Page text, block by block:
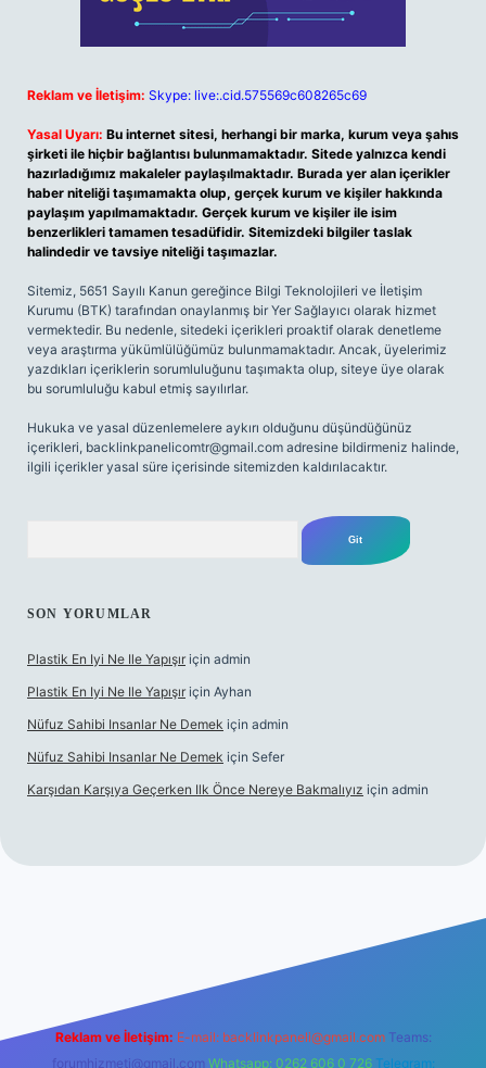
Reklam ve İletişim: Skype: live:.cid.575569c608265c69
Yasal Uyarı: Bu internet sitesi, herhangi bir marka, kurum veya şahıs
şirketi ile hiçbir bağlantısı bulunmamaktadır. Sitede yalnızca kendi
hazırladığımız makaleler paylaşılmaktadır. Burada yer alan içerikler
haber niteliği taşımamakta olup, gerçek kurum ve kişiler hakkında
paylaşım yapılmamaktadır. Gerçek kurum ve kişiler ile isim
benzerlikleri tamamen tesadüfidir. Sitemizdeki bilgiler taslak
halindedir ve tavsiye niteliği taşımazlar.
Sitemiz, 5651 Sayılı Kanun gereğince Bilgi Teknolojileri ve İletişim
Kurumu (BTK) tarafından onaylanmış bir Yer Sağlayıcı olarak hizmet
vermektedir. Bu nedenle, sitedeki içerikleri proaktif olarak denetleme
veya araştırma yükümlülüğümüz bulunmamaktadır. Ancak, üyelerimiz
yazdıkları içeriklerin sorumluluğunu taşımakta olup, siteye üye olarak
bu sorumluluğu kabul etmiş sayılırlar.
Hukuka ve yasal düzenlemelere aykırı olduğunu düşündüğünüz
içerikleri, backlinkpanelicomtr@gmail.com adresine bildirmeniz halinde,
ilgili içerikler yasal süre içerisinde sitemizden kaldırılacaktır.
SON YORUMLAR
Plastik En Iyi Ne Ile Yapışır için admin
Plastik En Iyi Ne Ile Yapışır için Ayhan
Nüfuz Sahibi Insanlar Ne Demek için admin
Nüfuz Sahibi Insanlar Ne Demek için Sefer
Karşıdan Karşıya Geçerken Ilk Önce Nereye Bakmalıyız için admin
Reklam ve İletişim: E-mail: backlinkpaneli@gmail.com Teams:
forumhizmeti@gmail.com Whatsapp: 0262 606 0 726 Telegram: